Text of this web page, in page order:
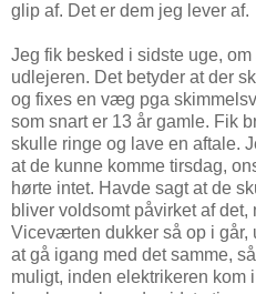
glip af. Det er dem jeg lever af.
Jeg fik besked i sidste uge,
udlejeren. Det betyder at der
og fixes en væg pga
som snart er 13 år gamle. Fik
skulle ringe og lave en aftale.
at de kunne komme tirsdag,
hørte intet. Havde sagt at de
bliver voldsomt påvirket af
Viceværten dukker så op i går,
at gå igang med det samme,
muligt, inden elektrikeren kom